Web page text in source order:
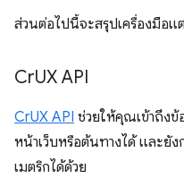
ส่วนต่อไปนี้จะสรุปเครื่องมือแ
CrUX API
CrUX API ช่วยให้คุณเข้าถึง
หน้าเว็บหรือต้นทางได้ และยั
เมตริกได้ด้วย